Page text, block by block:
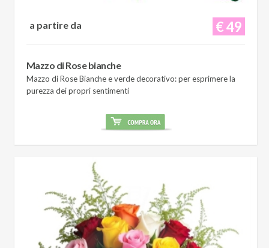
€ 49
a partire da
Mazzo di Rose bianche
Mazzo di Rose Bianche e verde decorativo: per esprimere la
purezza dei propri sentimenti